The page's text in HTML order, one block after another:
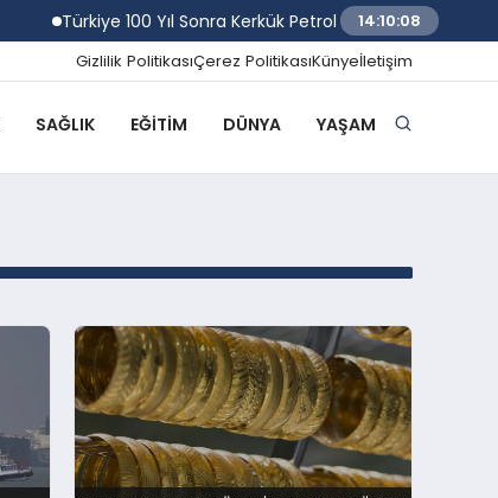
Türkiye 100 Yıl Sonra Kerkük Petrol Sahalarında Ortak
14:10:08
Gizlilik PolitikasıÇerez PolitikasıKünyeİletişim
SAĞLIK EĞITIM DÜNYA YAŞAM